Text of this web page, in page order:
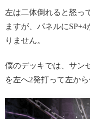
左は二体倒れると怒っ
ますが、パネルに
りません。
僕のデッキでは、サン
を左へ2発打って左から